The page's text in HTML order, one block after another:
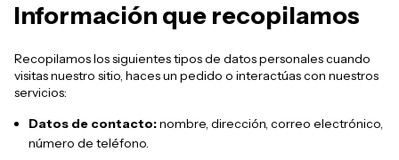
Información que recopilamos
Recopilamos los siguientes tipos de datos personales cuando
visitas nuestro sitio, haces un pedido o interactúas con nuestros
servicios:
Datos de contacto:nombre, dirección, correo electrónico,
número de teléfono.